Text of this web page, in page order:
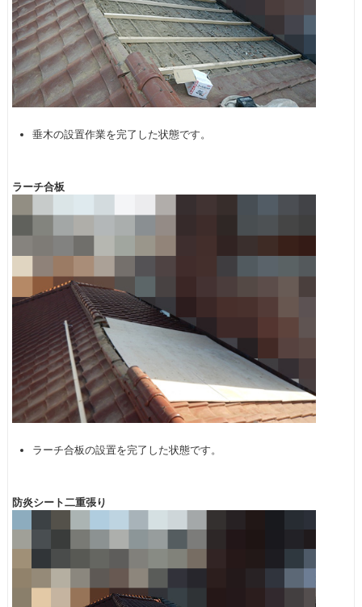
垂木の設置作業を完了した状態です。
ラーチ合板
ラーチ合板の設置を完了した状態です。
防炎シート二重張り